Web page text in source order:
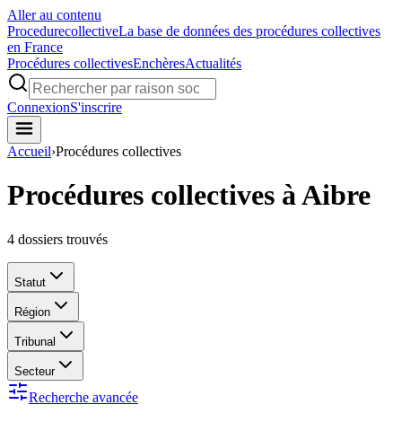
Aller au contenu
ProcedurecollectiveLa base de données des procédures collectives
en France
Procédures collectivesEnchèresActualités
ConnexionS'inscrire
Accueil›Procédures collectives
Procédures collectives à Aibre
4 dossiers trouvés
Statut
Région
Tribunal
Secteur
Recherche avancée